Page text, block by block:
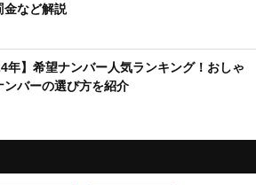
金など解説
年】希望ナンバー人気ランキング！おしゃ
ンバーの選び方を紹介